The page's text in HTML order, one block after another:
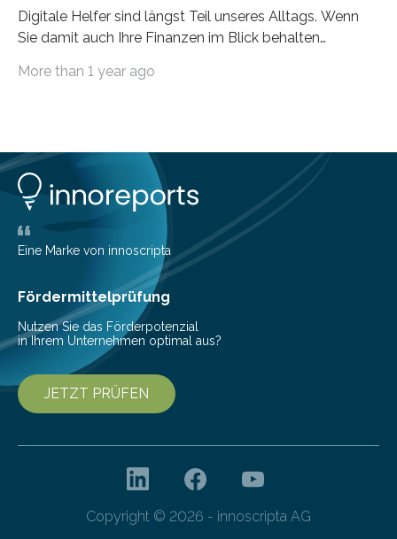
Digitale Helfer sind längst Teil unseres Alltags. Wenn
Sie damit auch Ihre Finanzen im Blick behalten
die genau das ermöglichen: Sie helfen Ihnen, Ausgaben
Lösungen interessieren. 1. Multibanking-Tools: Alle
Konten auf einen Blick Viele Banken bieten bereits in
ihrem Online-Banking eine Multibanking-Funktion an,
mit der sich Konten bei anderen Banken…
More than 1 year ago
Eine Marke von innoscripta
Fördermittelprüfung
Nutzen Sie das Förderpotenzial
in Ihrem Unternehmen optimal aus?
JETZT PRÜFEN
Copyright © 2026 - innoscripta AG